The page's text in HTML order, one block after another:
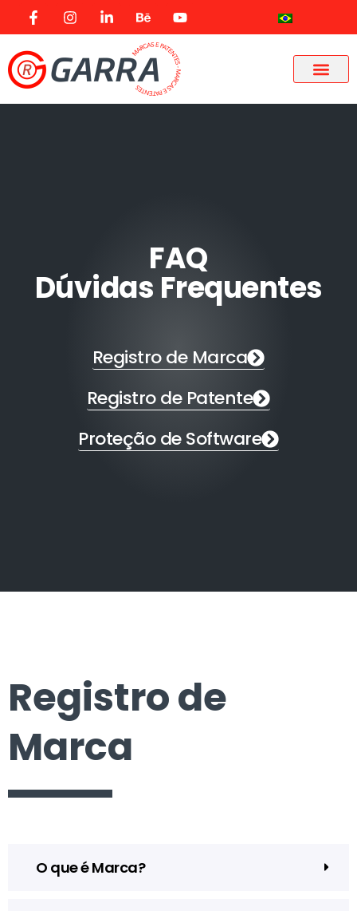
FAQ
Dúvidas Frequentes
Registro de Marca
Registro de Patente
Proteção de Software
Registro de
Marca
O que é Marca?